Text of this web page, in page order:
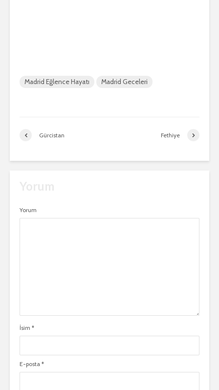
Madrid Eğlence Hayatı Madrid Geceleri
Gürcistan Fethiye
Yorum
İsim *
E-posta *